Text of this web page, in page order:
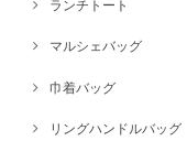
ランチトート
マルシェバッグ
巾着バッグ
リングハンドルバッグ